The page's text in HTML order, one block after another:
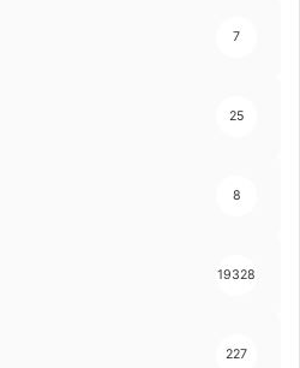
7
25
8
19328
227